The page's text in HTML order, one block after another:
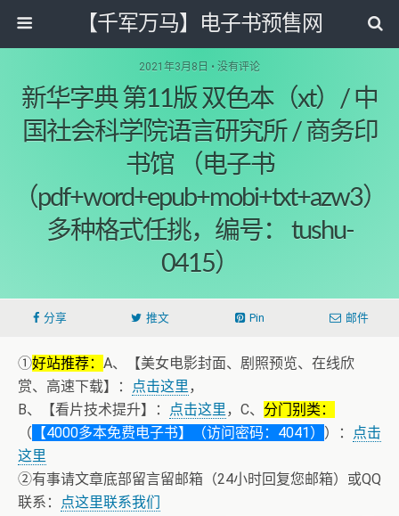
【千军万马】电子书预售网
2021年3月8日 • 没有评论
新华字典 第11版 双色本（xt）/ 中
国社会科学院语言研究所 / 商务印
书馆 （电子书
（pdf+word+epub+mobi+txt+azw3）
多种格式任挑，编号： tushu-
0415）
分享 推文 Pin 邮件
①好站推荐： A、【美女电影封面、剧照预览、在线欣
赏、高速下载】：
点击这里，
B、【看片技术提升】：
点击这里，C、 分门别类：
（ 【4000多本免费电子书】（访问密码：4041） ）：
点击
这里
②有事请文章底部留言留邮箱（24小时回复您邮箱）或QQ
联系：
点这里联系我们